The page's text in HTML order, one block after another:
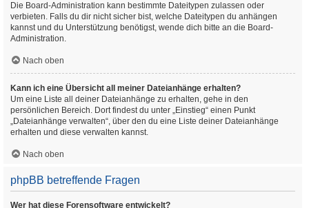
Die Board-Administration kann bestimmte Dateitypen zulassen oder
verbieten. Falls du dir nicht sicher bist, welche Dateitypen du anhängen
kannst und du Unterstützung benötigst, wende dich bitte an die Board-
Administration.
Nach oben
Kann ich eine Übersicht all meiner Dateianhänge erhalten?
Um eine Liste all deiner Dateianhänge zu erhalten, gehe in den
persönlichen Bereich. Dort findest du unter „Einstieg“ einen Punkt
„Dateianhänge verwalten“, über den du eine Liste deiner Dateianhänge
erhalten und diese verwalten kannst.
Nach oben
phpBB betreffende Fragen
Wer hat diese Forensoftware entwickelt?